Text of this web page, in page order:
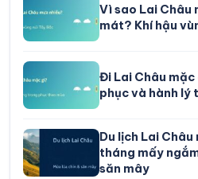
Vì sao Lai Châu
mát? Khí hậu
Đi Lai Châu
phục và hành lý
Du lịch Lai
tháng mấy
săn mây